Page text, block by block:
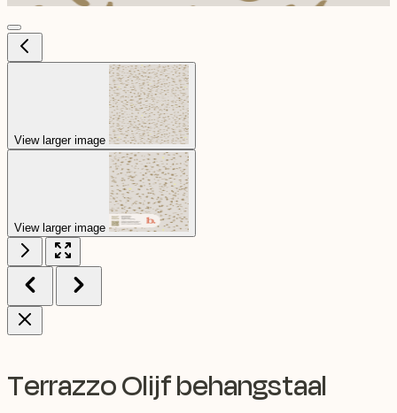
View larger image
View larger image
Terrazzo Olijf behangstaal